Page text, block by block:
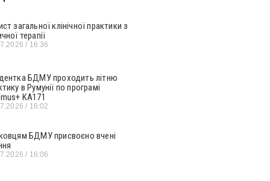
загальної клінічної практики з
терапії
16:36
БДМУ проходить літню
в Румунії по програмі
KA171
16:02
БДМУ присвоєно вчені
16:06